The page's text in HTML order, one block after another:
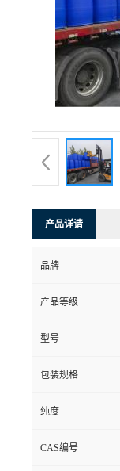
产品详请
品牌
产品等级
型号
包装规格
纯度
CAS编号